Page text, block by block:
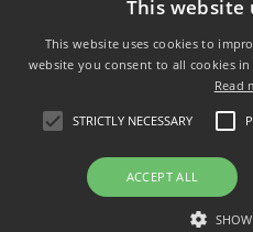
Prepnúť
Copyright 2018 - 2026 ©
Prenájom
This website
This website uses cookies to
website you consent to all cookies
Read
STRICTLY NECESSARY
ACCEPT ALL